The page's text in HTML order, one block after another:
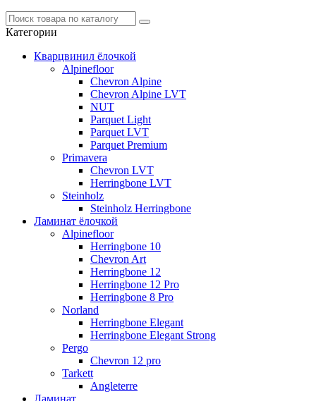
Категории
Кварцвинил ёлочкой
Alpinefloor
Chevron Alpine
Chevron Alpine LVT
NUT
Parquet Light
Parquet LVT
Parquet Premium
Primavera
Chevron LVT
Herringbone LVT
Steinholz
Steinholz Herringbone
Ламинат ёлочкой
Alpinefloor
Herringbone 10
Chevron Art
Herringbone 12
Herringbone 12 Pro
Herringbone 8 Pro
Norland
Herringbone Elegant
Herringbone Elegant Strong
Pergo
Chevron 12 pro
Tarkett
Angleterre
Ламинат